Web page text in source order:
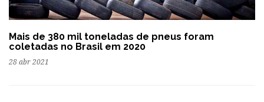
Mais de 380 mil toneladas de pneus foram
coletadas no Brasil em 2020
28 abr 2021